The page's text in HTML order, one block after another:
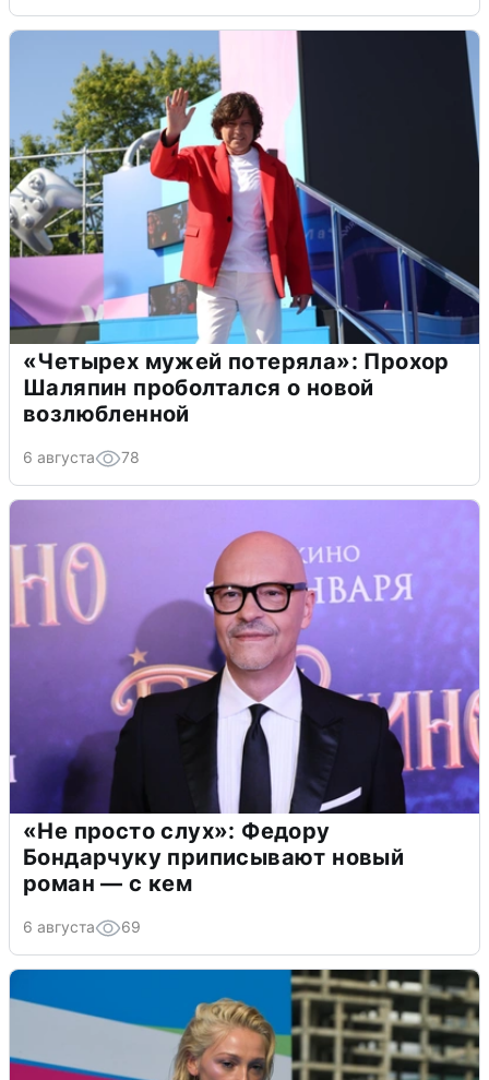
«Четырех мужей потеряла»: Прохор
Шаляпин проболтался о новой
возлюбленной
6 августа 78
«Не просто слух»: Федору
Бондарчуку приписывают новый
роман — с кем
6 августа 69